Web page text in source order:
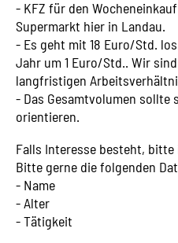
- KFZ für den
Supermarkt hier in Landau.
- Es geht mit 18 Euro/Std.
Jahr um 1 Euro/Std.. Wir
langfristigen
- Das Gesamtvolumen sollte
orientieren.
Falls Interesse besteht,
Bitte gerne die folgenden
- Name
- Alter
- Tätigkeit